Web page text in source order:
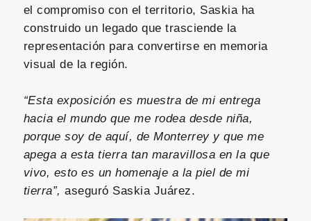
el compromiso con el territorio, Saskia ha
construido un legado que trasciende la
representación para convertirse en memoria
visual de la región.
“Esta exposición es muestra de mi entrega
hacia el mundo que me rodea desde niña,
porque soy de aquí, de Monterrey y que me
apega a esta tierra tan maravillosa en la que
vivo, esto es un homenaje a la piel de mi
tierra”,aseguró Saskia Juárez.